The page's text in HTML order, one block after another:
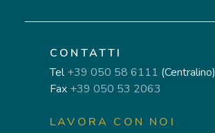
CONTATTI
Tel+39 050 58 6111 (Centralino)
Fax +39 050 53 2063
LAVORA CON NOI